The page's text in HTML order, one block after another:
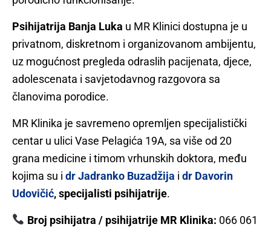
Psihijatrija Banja Luka u MR Klinici dostupna je u
privatnom, diskretnom i organizovanom ambijentu,
uz mogućnost pregleda odraslih pacijenata, djece,
adolescenata i savjetodavnog razgovora sa
članovima porodice.
MR Klinika je savremeno opremljen specijalistički
centar u ulici Vase Pelagića 19A, sa više od 20
grana medicine i timom vrhunskih doktora, među
kojima su i dr Jadranko Buzadžija i dr Davorin
Udovičić, specijalisti psihijatrije.
Broj psihijatra / psihijatrije MR Klinika: 066 061